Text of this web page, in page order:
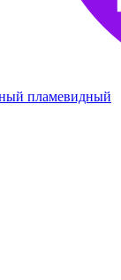
пламевидный